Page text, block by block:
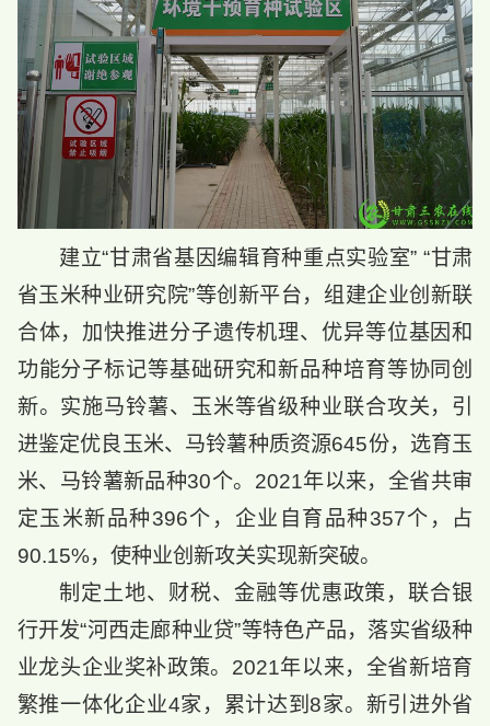
建立“甘肃省基因编辑育种重点实验室” “甘肃
省玉米种业研究院”等创新平台，组建企业创新联
合体，加快推进分子遗传机理、优异等位基因和
功能分子标记等基础研究和新品种培育等协同创
新。实施马铃薯、玉米等省级种业联合攻关，引
进鉴定优良玉米、马铃薯种质资源645份，选育玉
米、马铃薯新品种30个。2021年以来，全省共审
定玉米新品种396个，企业自育品种357个，占
90.15%，使种业创新攻关实现新突破。
制定土地、财税、金融等优惠政策，联合银
行开发“河西走廊种业贷”等特色产品，落实省级种
业龙头企业奖补政策。2021年以来，全省新培育
繁推一体化企业4家，累计达到8家。新引进外省